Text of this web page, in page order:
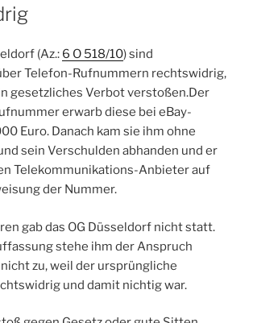
(Az.: 6 O 518/10) sind
Telefon-Rufnummern rechtswidrig,
gesetzliches Verbot verstoßen.Der
erwarb diese bei eBay-
Euro. Danach kam sie ihm ohne
sein Verschulden abhanden und er
Telekommunikations-Anbieter auf
der Nummer.
gab das OG Düsseldorf nicht statt.
stehe ihm der Anspruch
zu, weil der ursprüngliche
und damit nichtig war.